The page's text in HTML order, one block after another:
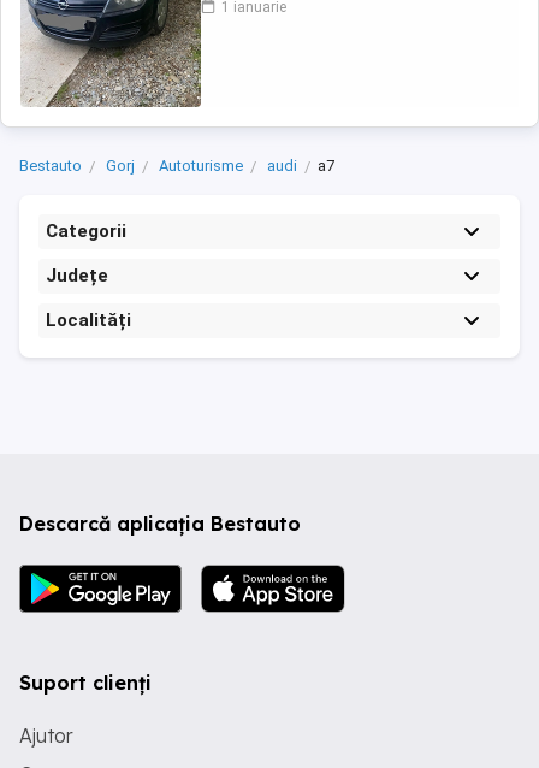
1 ianuarie
Bestauto Gorj Autoturisme audi a7
Categorii
Județe
Localități
Descarcă aplicația Bestauto
Suport clienți
Ajutor